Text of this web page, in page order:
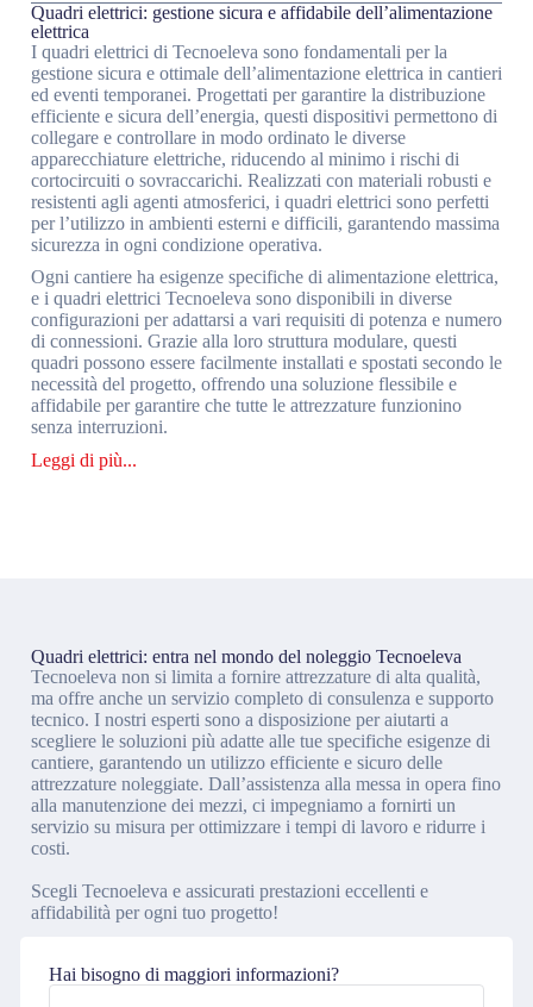
Quadri elettrici: gestione sicura e affidabile dell’alimentazione
elettrica
I quadri elettrici di Tecnoeleva sono fondamentali per la
gestione sicura e ottimale dell’alimentazione elettrica in cantieri
ed eventi temporanei. Progettati per garantire la distribuzione
efficiente e sicura dell’energia, questi dispositivi permettono di
collegare e controllare in modo ordinato le diverse
apparecchiature elettriche, riducendo al minimo i rischi di
cortocircuiti o sovraccarichi. Realizzati con materiali robusti e
resistenti agli agenti atmosferici, i quadri elettrici sono perfetti
per l’utilizzo in ambienti esterni e difficili, garantendo massima
sicurezza in ogni condizione operativa.
Ogni cantiere ha esigenze specifiche di alimentazione elettrica,
e i quadri elettrici Tecnoeleva sono disponibili in diverse
configurazioni per adattarsi a vari requisiti di potenza e numero
di connessioni. Grazie alla loro struttura modulare, questi
quadri possono essere facilmente installati e spostati secondo le
necessità del progetto, offrendo una soluzione flessibile e
affidabile per garantire che tutte le attrezzature funzionino
senza interruzioni.
Quadri elettrici: entra nel mondo del noleggio Tecnoeleva
Tecnoeleva non si limita a fornire attrezzature di alta qualità,
ma offre anche un servizio completo di consulenza e supporto
tecnico. I nostri esperti sono a disposizione per aiutarti a
scegliere le soluzioni più adatte alle tue specifiche esigenze di
cantiere, garantendo un utilizzo efficiente e sicuro delle
attrezzature noleggiate. Dall’assistenza alla messa in opera fino
alla manutenzione dei mezzi, ci impegniamo a fornirti un
servizio su misura per ottimizzare i tempi di lavoro e ridurre i
costi.
Scegli Tecnoeleva e assicurati prestazioni eccellenti e
affidabilità per ogni tuo progetto!
Hai bisogno di maggiori informazioni?
Nome